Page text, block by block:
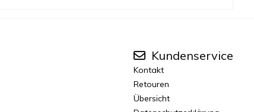
Kundenservice
Kontakt
Retouren
Übersicht